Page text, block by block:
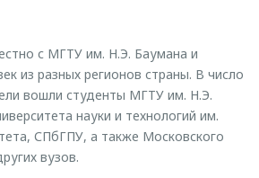
с МГТУ им. Н.Э. Баумана и
из разных регионов страны. В число
вошли студенты МГТУ им. Н.Э.
науки и технологий им.
СПбГПУ, а также Московского
вузов.